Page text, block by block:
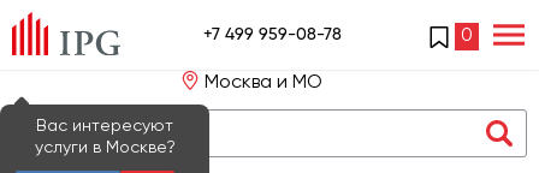
+7 499 959-08-78 0
Москва и МО
Вас интересуют
услуги в Москве?